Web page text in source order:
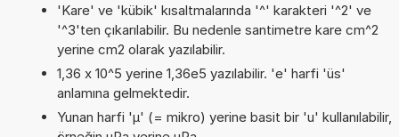
'Kare' ve 'kübik' kısaltmalarında '^' karakteri '^2' ve
'^3'ten çıkarılabilir. Bu nedenle santimetre kare cm^2
yerine cm2 olarak yazılabilir.
1,36 x 10^5 yerine 1,36e5 yazılabilir. 'e' harfi 'üs'
anlamına gelmektedir.
Yunan harfi 'µ' (= mikro) yerine basit bir 'u' kullanılabilir,